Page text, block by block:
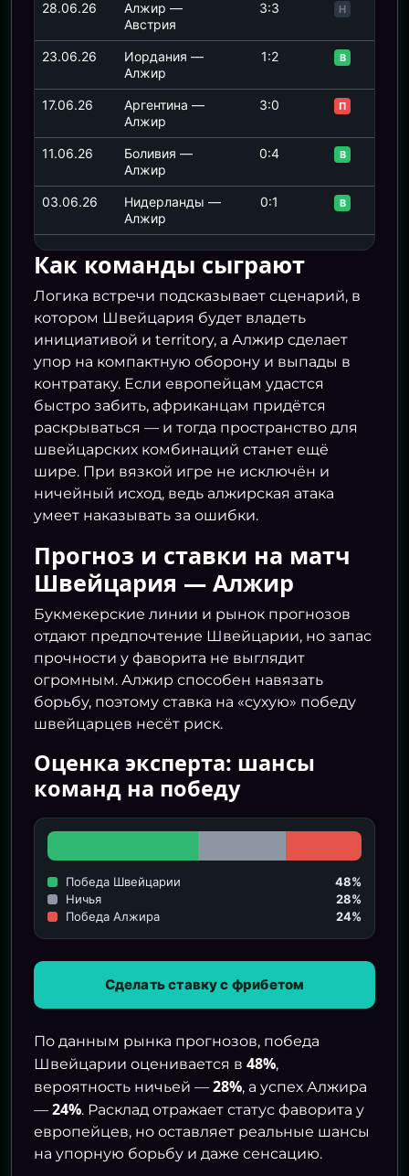
28.06.26
Алжир —
Австрия
3:3 Н
23.06.26
Иордания —
Алжир
1:2 В
17.06.26
Аргентина —
Алжир
3:0 П
11.06.26
Боливия —
Алжир
0:4 В
03.06.26
Нидерланды —
Алжир
0:1 В
Как команды сыграют
Логика встречи подсказывает сценарий, в
котором Швейцария будет владеть
инициативой и territory, а Алжир сделает
упор на компактную оборону и выпады в
контратаку. Если европейцам удастся
быстро забить, африканцам придётся
раскрываться — и тогда пространство для
швейцарских комбинаций станет ещё
шире. При вязкой игре не исключён и
ничейный исход, ведь алжирская атака
умеет наказывать за ошибки.
Прогноз и ставки на матч
Швейцария — Алжир
Букмекерские линии и рынок прогнозов
отдают предпочтение Швейцарии, но запас
прочности у фаворита не выглядит
огромным. Алжир способен навязать
борьбу, поэтому ставка на «сухую» победу
швейцарцев несёт риск.
Оценка эксперта: шансы
команд на победу
Победа Швейцарии
48%
Ничья
28%
Победа Алжира
24%
Сделать ставку с фрибетом
По данным рынка прогнозов, победа
Швейцарии оценивается в 48%,
вероятность ничьей — 28%, а успех Алжира
— 24%. Расклад отражает статус фаворита у
европейцев, но оставляет реальные шансы
на упорную борьбу и даже сенсацию.